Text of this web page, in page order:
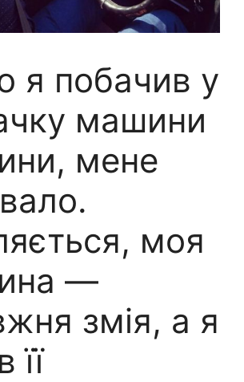
я побачив у
машини
мене
моя
—
змія, а я